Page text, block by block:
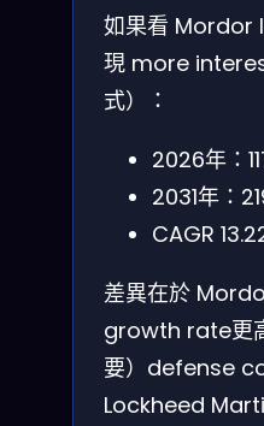
如果看 Mordor
現 more
式）：
2026年：
2031年：
CAGR
差異在於
growth rate更
要）defense
Lockheed